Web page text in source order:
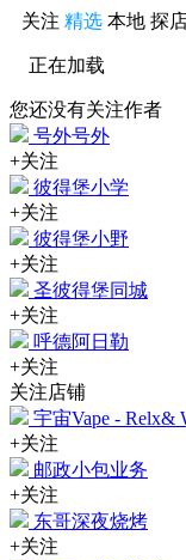
关注 精选 本地 探
正在加载
您还没有关注作者
号外号外
+关注
彼得堡小学
+关注
彼得堡小野
+关注
圣彼得堡同城
+关注
呼德阿日勒
+关注
关注店铺
宇宙Vape - Relx&
+关注
邮政小包业务
+关注
东哥深夜烧烤
+关注